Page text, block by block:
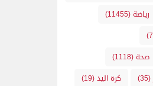
رياضة(11455)
صحة(1118)
(35) كرة اليد(19)